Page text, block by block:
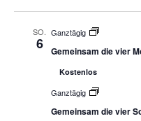
SO.
6
Ganztägig
Gemeinsam die vier
Kostenlos
Ganztägig
Gemeinsam die vier